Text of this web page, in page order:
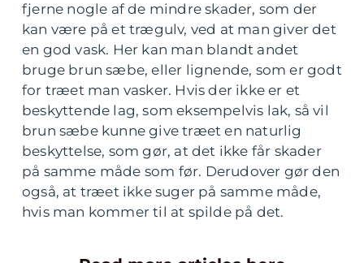
fjerne nogle af de mindre skader, som der
kan være på et trægulv, ved at man giver det
en god vask. Her kan man blandt andet
bruge brun sæbe, eller lignende, som er godt
for træet man vasker. Hvis der ikke er et
beskyttende lag, som eksempelvis lak, så vil
brun sæbe kunne give træet en naturlig
beskyttelse, som gør, at det ikke får skader
på samme måde som før. Derudover gør den
også, at træet ikke suger på samme måde,
hvis man kommer til at spilde på det.